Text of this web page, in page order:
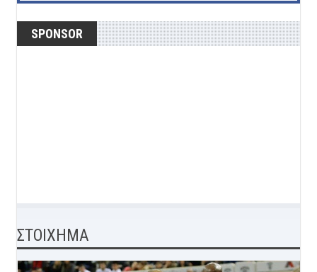
SPONSOR
ΣΤΟΙΧΗΜΑ